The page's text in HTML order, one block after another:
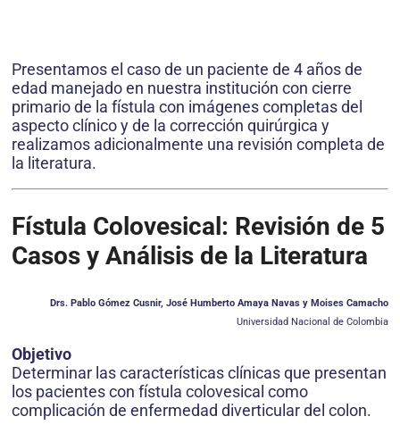
Presentamos el caso de un paciente de 4 años de
edad manejado en nuestra institución con cierre
primario de la fístula con imágenes completas del
aspecto clínico y de la corrección quirúrgica y
realizamos adicionalmente una revisión completa de
la literatura.
Fístula Colovesical: Revisión de 5
Casos y Análisis de la Literatura
Drs. Pablo Gómez Cusnir, José Humberto Amaya Navas y Moises Camacho
Universidad Nacional de Colombia
Objetivo
Determinar las características clínicas que presentan
los pacientes con fístula colovesical como
complicación de enfermedad diverticular del colon.